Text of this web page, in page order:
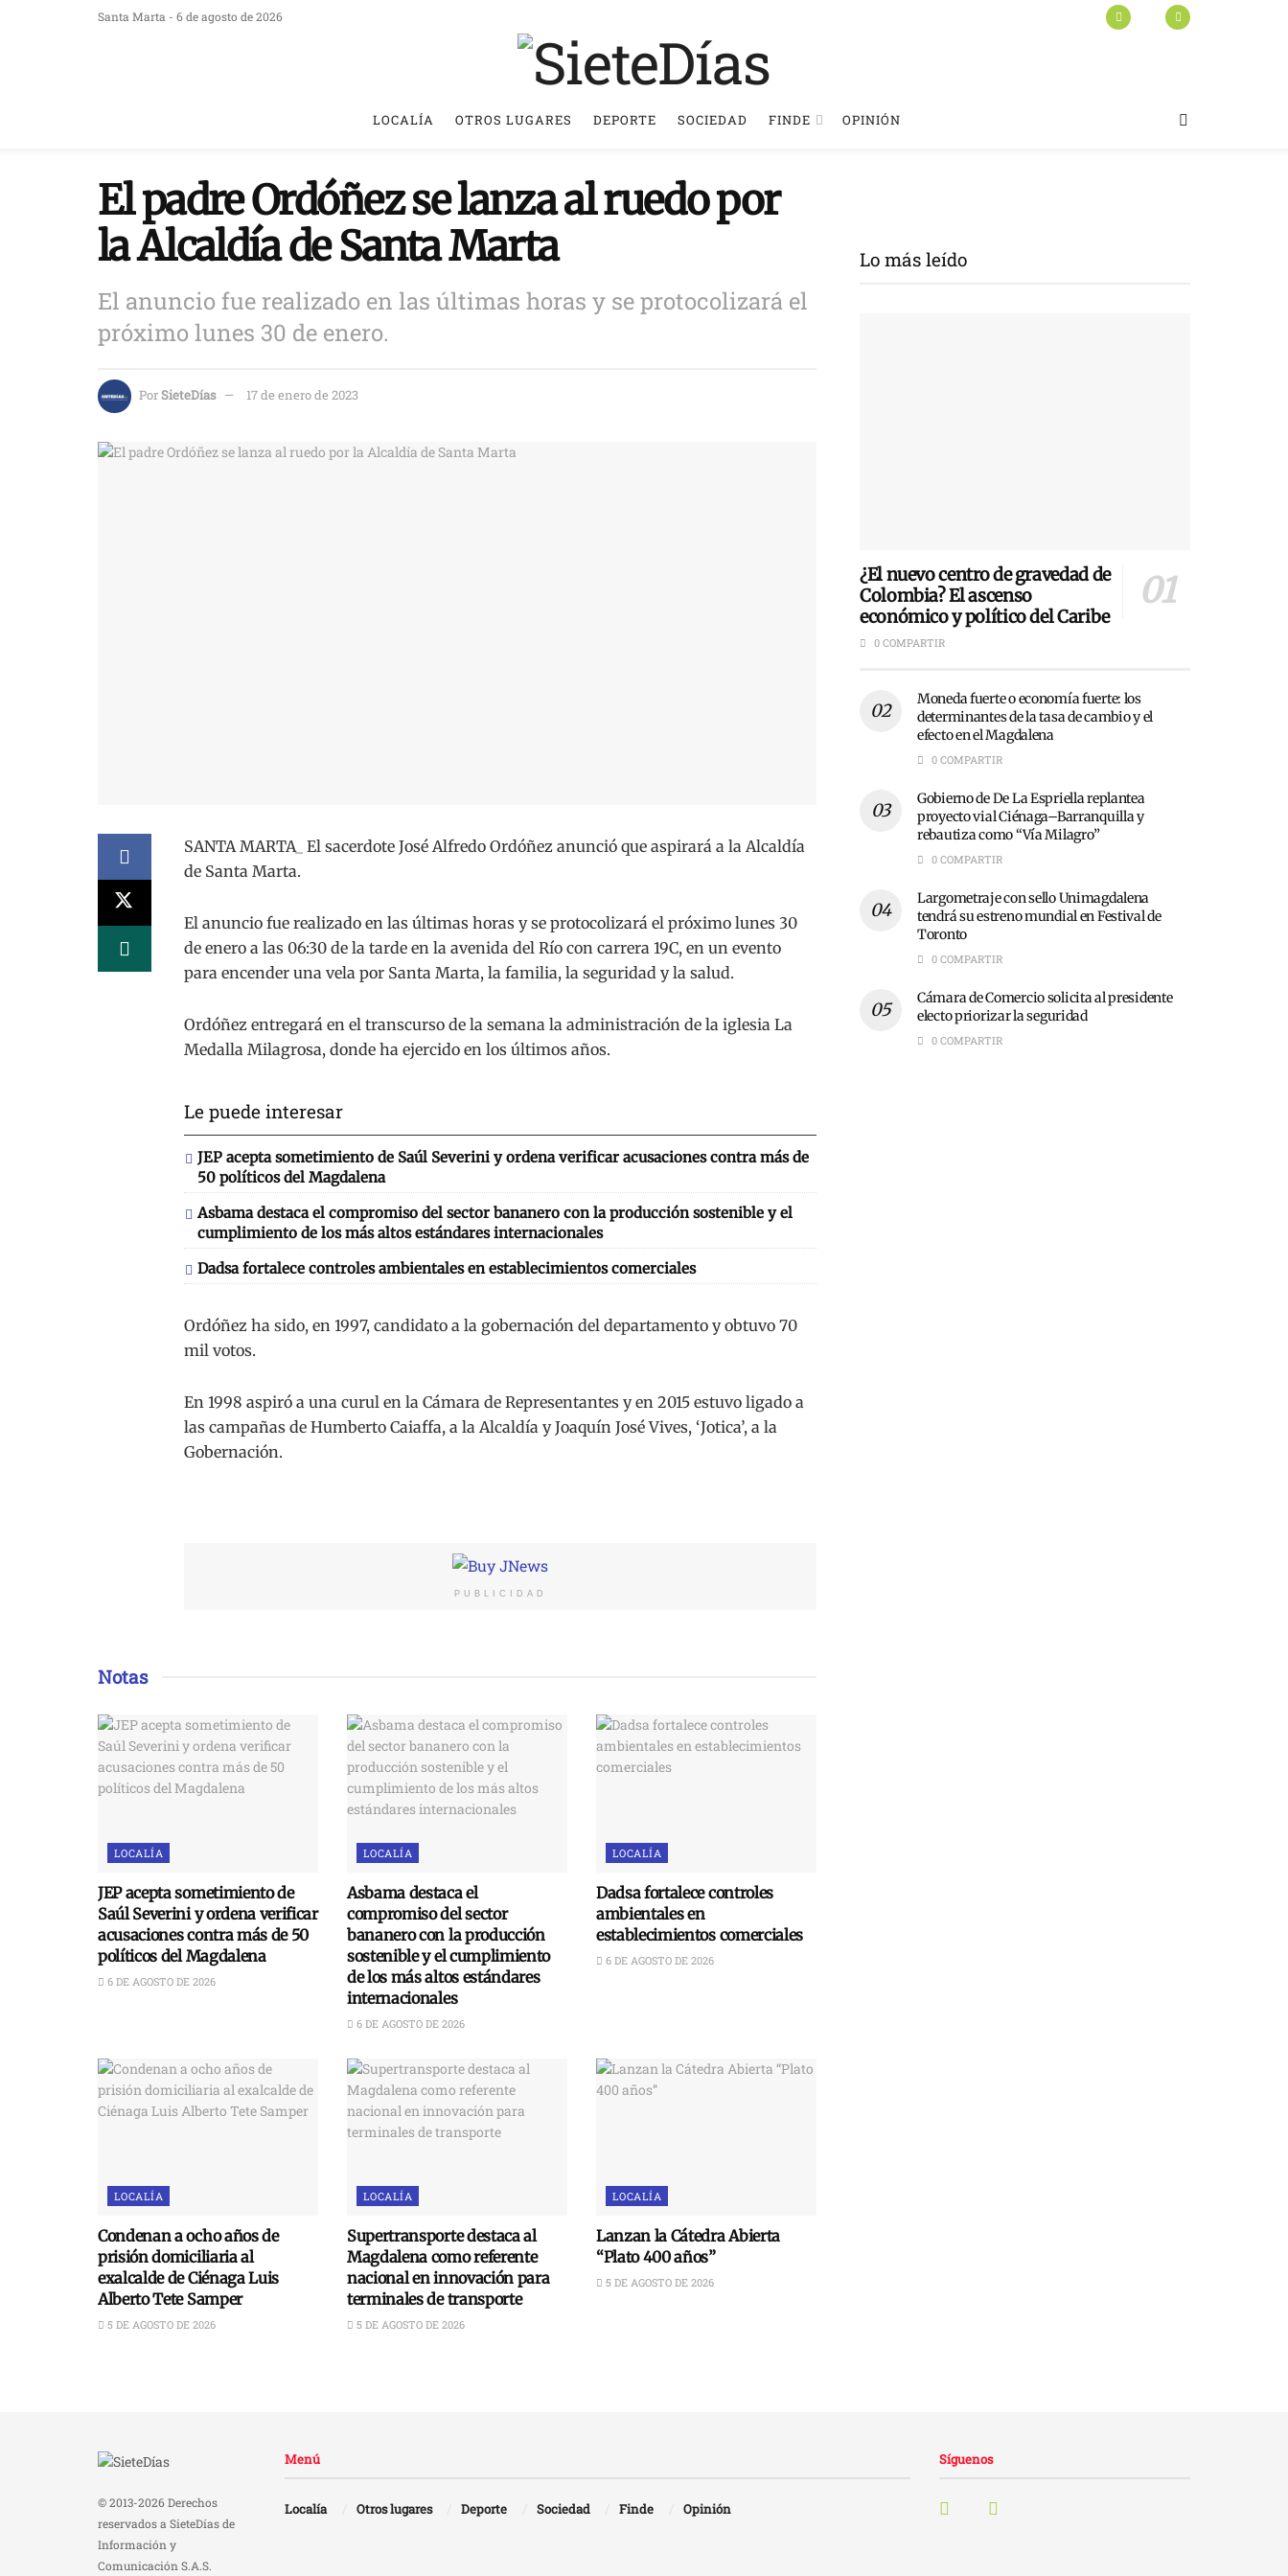
Santa Marta - 6 de agosto de 2026
LOCALÍA OTROS LUGARES DEPORTE SOCIEDAD FINDE OPINIÓN
El padre Ordóñez se lanza al ruedo por
la Alcaldía de Santa Marta
El anuncio fue realizado en las últimas horas y se protocolizará el
próximo lunes 30 de enero.
PorSieteDías 17 de enero de 2023
SANTA MARTA_ El sacerdote José Alfredo Ordóñez anunció que aspirará a la Alcaldía
de Santa Marta.
El anuncio fue realizado en las últimas horas y se protocolizará el próximo lunes 30
de enero a las 06:30 de la tarde en la avenida del Río con carrera 19C, en un evento
para encender una vela por Santa Marta, la familia, la seguridad y la salud.
Ordóñez entregará en el transcurso de la semana la administración de la iglesia La
Medalla Milagrosa, donde ha ejercido en los últimos años.
Le puede interesar
JEP acepta sometimiento de Saúl Severini y ordena verificar acusaciones contra más de
50 políticos del Magdalena
Asbama destaca el compromiso del sector bananero con la producción sostenible y el
cumplimiento de los más altos estándares internacionales
Dadsa fortalece controles ambientales en establecimientos comerciales
Ordóñez ha sido, en 1997, candidato a la gobernación del departamento y obtuvo 70
mil votos.
En 1998 aspiró a una curul en la Cámara de Representantes y en 2015 estuvo ligado a
las campañas de Humberto Caiaffa, a la Alcaldía y Joaquín José Vives, ‘Jotica’, a la
Gobernación.
PUBLICIDAD
Notas
LOCALÍA
JEP acepta sometimiento de
Saúl Severini y ordena verificar
acusaciones contra más de 50
políticos del Magdalena
6 DE AGOSTO DE 2026
LOCALÍA
Asbama destaca el
compromiso del sector
bananero con la producción
sostenible y el cumplimiento
de los más altos estándares
internacionales
6 DE AGOSTO DE 2026
LOCALÍA
Dadsa fortalece controles
ambientales en
establecimientos comerciales
6 DE AGOSTO DE 2026
LOCALÍA
Condenan a ocho años de
prisión domiciliaria al
exalcalde de Ciénaga Luis
Alberto Tete Samper
5 DE AGOSTO DE 2026
LOCALÍA
Supertransporte destaca al
Magdalena como referente
nacional en innovación para
terminales de transporte
5 DE AGOSTO DE 2026
LOCALÍA
Lanzan la Cátedra Abierta
“Plato 400 años”
5 DE AGOSTO DE 2026
Lo más leído
¿El nuevo centro de gravedad de
Colombia? El ascenso
económico y político del Caribe
0 COMPARTIR
Moneda fuerte o economía fuerte: los
determinantes de la tasa de cambio y el
efecto en el Magdalena
0 COMPARTIR
Gobierno de De La Espriella replantea
proyecto vial Ciénaga–Barranquilla y
rebautiza como “Vía Milagro”
0 COMPARTIR
Largometraje con sello Unimagdalena
tendrá su estreno mundial en Festival de
Toronto
0 COMPARTIR
Cámara de Comercio solicita al presidente
electo priorizar la seguridad
0 COMPARTIR
© 2013-2026 Derechos
reservados a SieteDías de
Información y
Comunicación S.A.S.
Menú
Localía Otros lugares Deporte Sociedad Finde Opinión
Síguenos